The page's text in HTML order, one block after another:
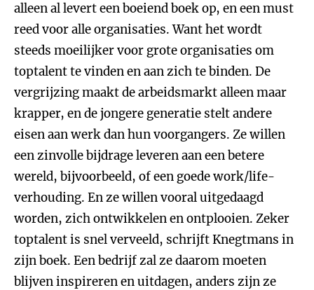
alleen al levert een boeiend boek op, en een must
reed voor alle organisaties. Want het wordt
steeds moeilijker voor grote organisaties om
toptalent te vinden en aan zich te binden. De
vergrijzing maakt de arbeidsmarkt alleen maar
krapper, en de jongere generatie stelt andere
eisen aan werk dan hun voorgangers. Ze willen
een zinvolle bijdrage leveren aan een betere
wereld, bijvoorbeeld, of een goede work/life-
verhouding. En ze willen vooral uitgedaagd
worden, zich ontwikkelen en ontplooien. Zeker
toptalent is snel verveeld, schrijft Knegtmans in
zijn boek. Een bedrijf zal ze daarom moeten
blijven inspireren en uitdagen, anders zijn ze